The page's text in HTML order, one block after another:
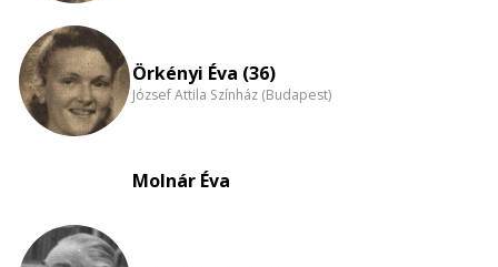
Örkényi Éva (36)
József Attila Színház (Budapest)
Molnár Éva